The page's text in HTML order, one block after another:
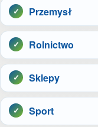
Przemysł
Rolnictwo
Sklepy
Sport